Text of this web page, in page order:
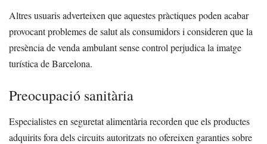
Altres usuaris adverteixen que aquestes pràctiques poden acabar
provocant problemes de salut als consumidors i consideren que la
presència de venda ambulant sense control perjudica la imatge
turística de Barcelona.
Preocupació sanitària
Especialistes en seguretat alimentària recorden que els productes
adquirits fora dels circuits autoritzats no ofereixen garanties sobre